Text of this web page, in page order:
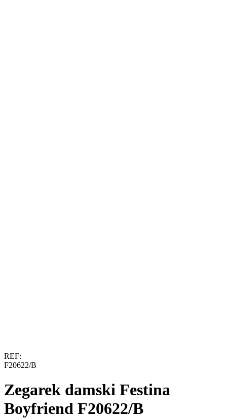
REF:
F20622/B
Zegarek damski Festina
Boyfriend F20622/B